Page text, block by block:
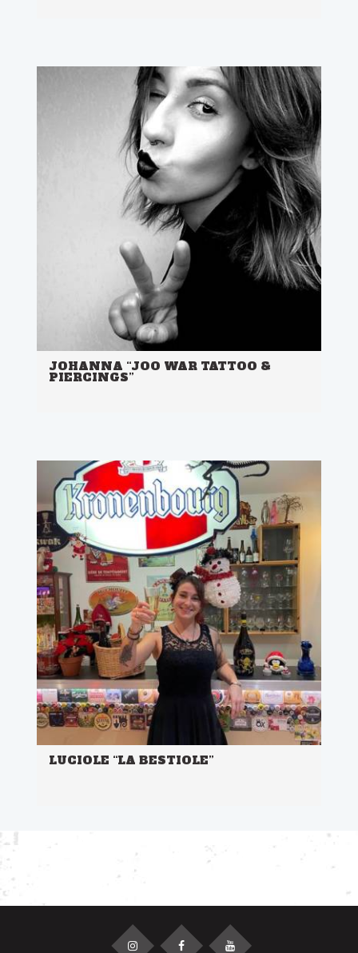
JOHANNA “JOO WAR TATTOO &
PIERCINGS”
LUCIOLE “LA BESTIOLE”